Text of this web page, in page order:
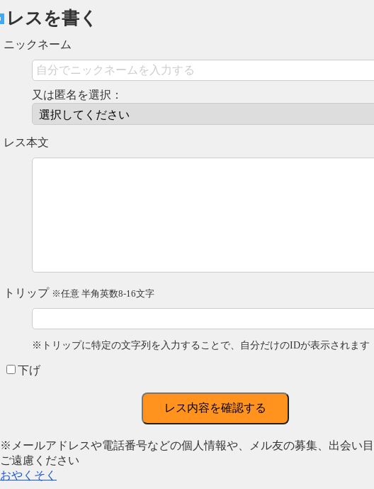
レスを書く
ニックネーム
又は匿名を選択：
レス本文
トリップ ※任意 半角英数8-16文字
※トリップに特定の文字列を入力することで、自分だけのIDが表示されます
下げ
レス内容を確認する
※メールアドレスや電話番号などの個人情報や、メル友の募集、出会い
ご遠慮ください
おやくそく